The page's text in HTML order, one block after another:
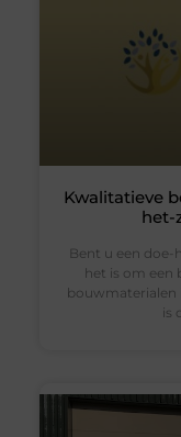
Kwalitatieve
het-
Bent u een doe-
het is om een
bouwmaterialen
is